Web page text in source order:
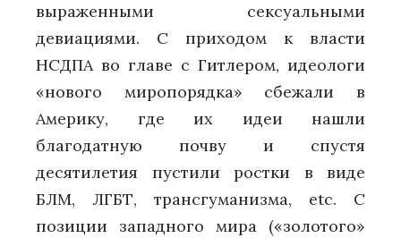
выраженными сексуальными
девиациями. С приходом к власти
НСДПА во главе с Гитлером, идеологи
«нового миропорядка» сбежали в
Америку, где их идеи нашли
благодатную почву и спустя
десятилетия пустили ростки в виде
БЛМ, ЛГБТ, трансгуманизма, etc. С
позиции западного мира («золотого»